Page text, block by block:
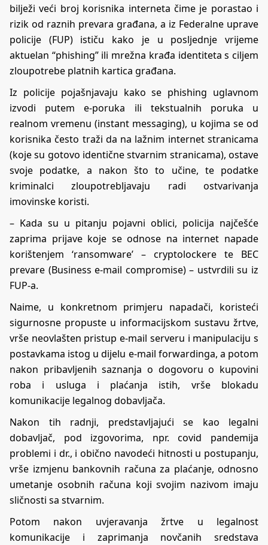
bilježi veći broj korisnika interneta čime je porastao i
rizik od raznih prevara građana, a iz Federalne uprave
policije (FUP) ističu kako je u posljednje vrijeme
aktuelan “phishing” ili mrežna krađa identiteta s ciljem
zloupotrebe platnih kartica građana.
Iz policije pojašnjavaju kako se phishing uglavnom
izvodi putem e-poruka ili tekstualnih poruka u
realnom vremenu (instant messaging), u kojima se od
korisnika često traži da na lažnim internet stranicama
(koje su gotovo identične stvarnim stranicama), ostave
svoje podatke, a nakon što to učine, te podatke
kriminalci zloupotrebljavaju radi ostvarivanja
imovinske koristi.
– Kada su u pitanju pojavni oblici, policija najčešće
zaprima prijave koje se odnose na internet napade
korištenjem ‘ransomware’ – cryptolockere te BEC
prevare (Business e-mail compromise) – ustvrdili su iz
FUP-a.
Naime, u konkretnom primjeru napadači, koristeći
sigurnosne propuste u informacijskom sustavu žrtve,
vrše neovlašten pristup e-mail serveru i manipulaciju s
postavkama istog u dijelu e-mail forwardinga, a potom
nakon pribavljenih saznanja o dogovoru o kupovini
roba i usluga i plaćanja istih, vrše blokadu
komunikacije legalnog dobavljača.
Nakon tih radnji, predstavljajući se kao legalni
dobavljač, pod izgovorima, npr. covid pandemija
problemi i dr., i obično navodeći hitnosti u postupanju,
vrše izmjenu bankovnih računa za plaćanje, odnosno
umetanje osobnih računa koji svojim nazivom imaju
sličnosti sa stvarnim.
Potom nakon uvjeravanja žrtve u legalnost
komunikacije i zaprimanja novčanih sredstava